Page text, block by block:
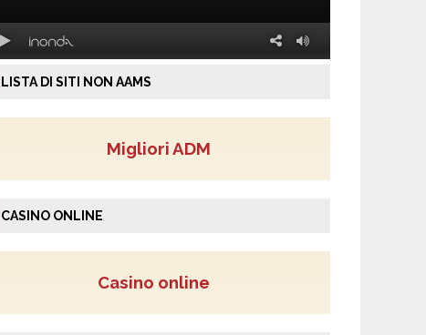
LISTA DI SITI NON AAMS
Migliori ADM
CASINO ONLINE
Casino online